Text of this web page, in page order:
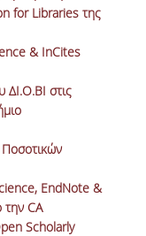
ΜΟ.ΔΙ.Π.Α.Β.
ΕΠΙΣΤΗΜΟΝΙΚΗ
for Libraries της
& InCites
ΔΙ.Ο.ΒΙ στις
Ποσοτικών
EndNote &
CA
Scholarly